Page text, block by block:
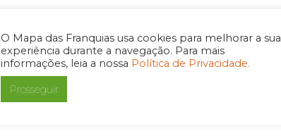
O Mapa das Franquias usa cookies para melhorar a sua
experiência durante a navegação. Para mais
informações, leia a nossa Política de Privacidade.
Prosseguir